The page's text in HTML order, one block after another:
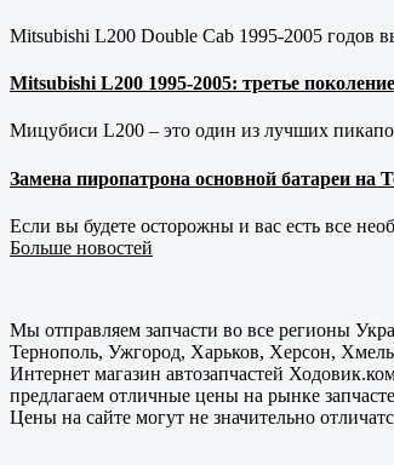
Mitsubishi L200 Double Cab 1995-2005 годов
Mitsubishi L200 1995-2005: третье
Мицубиси L200 – это один из лучших
Замена пиропатрона основной батареи на
Если вы будете осторожны и вас есть все
Больше новостей
Мы отправляем запчасти во все регионы
Тернополь, Ужгород, Харьков, Херсон,
Интернет магазин автозапчастей
предлагаем отличные цены на рынке
Цены на сайте могут не значительно